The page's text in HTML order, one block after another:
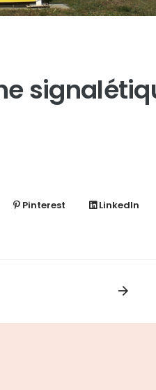
Pinterest LinkedIn